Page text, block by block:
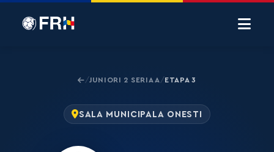
/JUNIORI 2 SERIA A /ETAPA 3
SALA MUNICIPALA ONESTI